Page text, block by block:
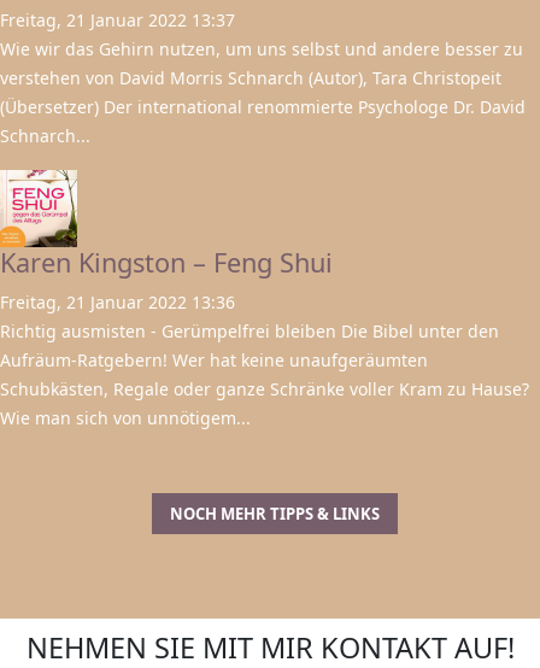
Freitag, 21 Januar 2022 13:37
Wie wir das Gehirn nutzen, um uns selbst und andere besser zu
verstehen von David Morris Schnarch (Autor), Tara Christopeit
(Übersetzer) Der international renommierte Psychologe Dr. David
Schnarch...
Karen Kingston – Feng Shui
Freitag, 21 Januar 2022 13:36
Richtig ausmisten - Gerümpelfrei bleiben Die Bibel unter den
Aufräum-Ratgebern! Wer hat keine unaufgeräumten
Schubkästen, Regale oder ganze Schränke voller Kram zu Hause?
Wie man sich von unnötigem...
NOCH MEHR TIPPS & LINKS
NEHMEN SIE MIT MIR KONTAKT AUF!